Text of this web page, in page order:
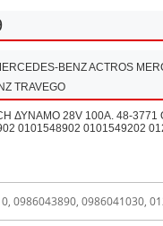
BENZ ACTROS
TRAVEGO
ΔΥΝΑΜΟ 28V 100A. 48-3771
0101548902 0101549202
0986043890, 0986041030,